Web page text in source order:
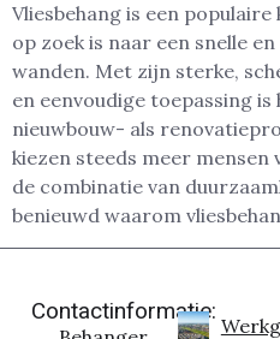
Vliesbehang is een
op zoek is naar een snelle
wanden. Met zijn sterke,
en eenvoudige toepassing
nieuwbouw- als
kiezen steeds meer mensen
de combinatie van
benieuwd waarom
Contactinformatie: